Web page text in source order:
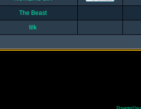
The Beast
tilk
Powered by